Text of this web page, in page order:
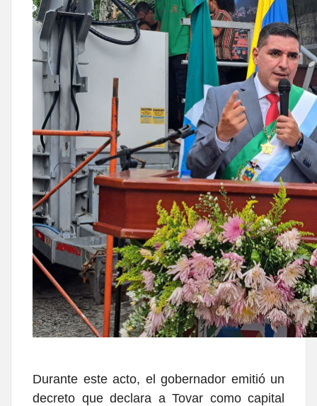
Durante este acto, el gobernador emitió un
decreto que declara a Tovar como capital